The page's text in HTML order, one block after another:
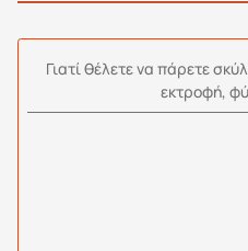
Γιατί θέλετε να πάρετε
εκτροφή,